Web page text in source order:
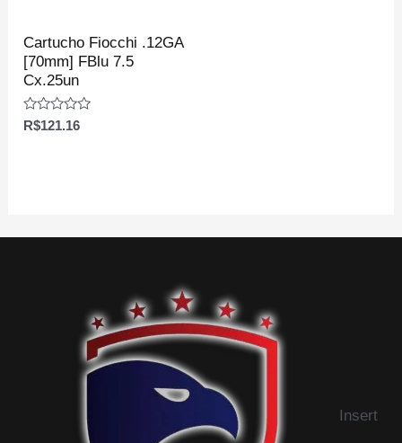
Cartucho Fiocchi .12GA
[70mm] FBlu 7.5
Cx.25un
Avaliação
R$121.16
Insert